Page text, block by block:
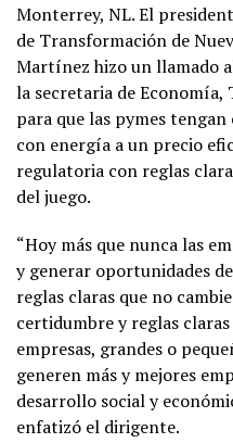
Monterrey, NL. El
de Transformación de
Martínez hizo un llamado
la secretaria de
para que las pymes
con energía a un precio
regulatoria con reglas
del juego.
“Hoy más que nunca las
y generar oportunidades
reglas claras que no
certidumbre y reglas
empresas, grandes o
generen más y mejores
desarrollo social y
enfatizó el dirigente.